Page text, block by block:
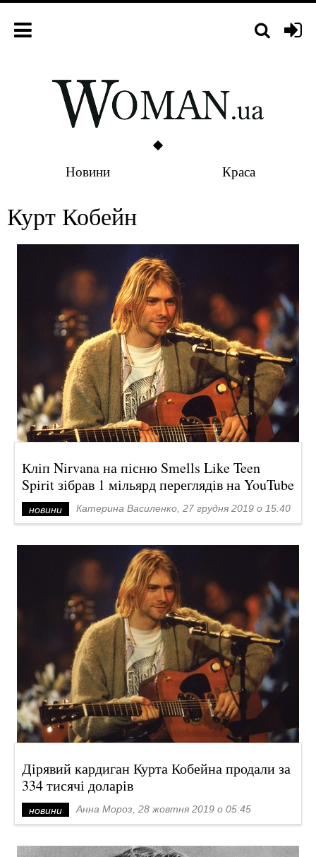
Новини Краса
Курт Кобейн
Кліп Nirvana на пісню Smells Like Teen
Spirit зібрав 1 мільярд переглядів на YouTube
новини Катерина Василенко, 27 грудня 2019 о 15:40
Дірявий кардиган Курта Кобейна продали за
334 тисячі доларів
новини Анна Мороз, 28 жовтня 2019 о 05:45